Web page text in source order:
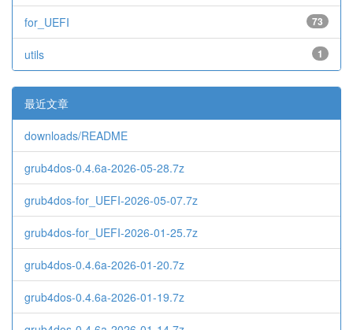
73
for_UEFI
1
utils
最近文章
downloads/README
grub4dos-0.4.6a-2026-05-28.7z
grub4dos-for_UEFI-2026-05-07.7z
grub4dos-for_UEFI-2026-01-25.7z
grub4dos-0.4.6a-2026-01-20.7z
grub4dos-0.4.6a-2026-01-19.7z